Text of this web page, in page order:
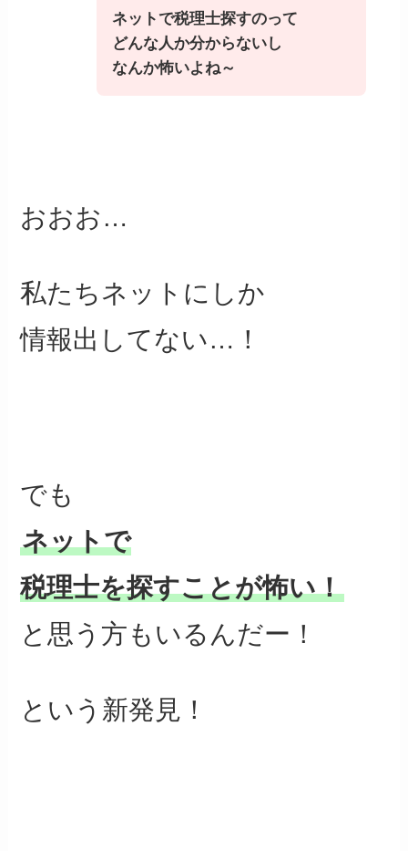
ネットで税理士探すのって
どんな人か分からないし
なんか怖いよね～
おおお…
私たちネットにしか
情報出してない…！
でも
ネットで
税理士を探すことが怖い！
と思う方も いるんだー！
という新発見！